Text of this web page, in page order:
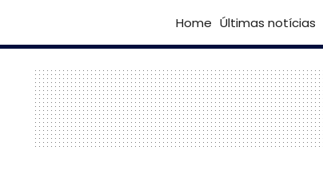
Home Últimas notícias